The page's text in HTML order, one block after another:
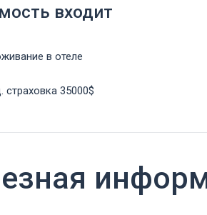
входит
в отеле
страховка 35000$